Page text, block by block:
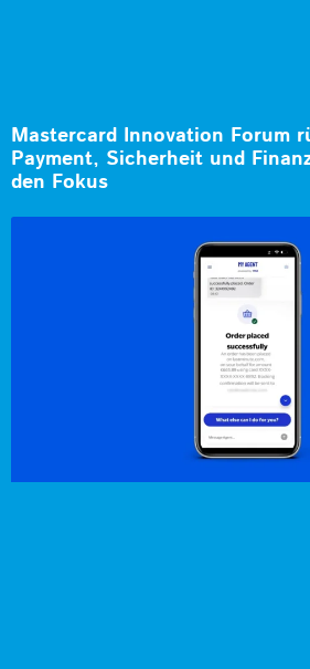
Mastercard Innovation Forum
Payment, Sicherheit und
den Fokus